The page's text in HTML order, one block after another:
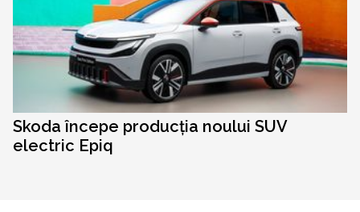
Skoda începe producția noului SUV
electric Epiq